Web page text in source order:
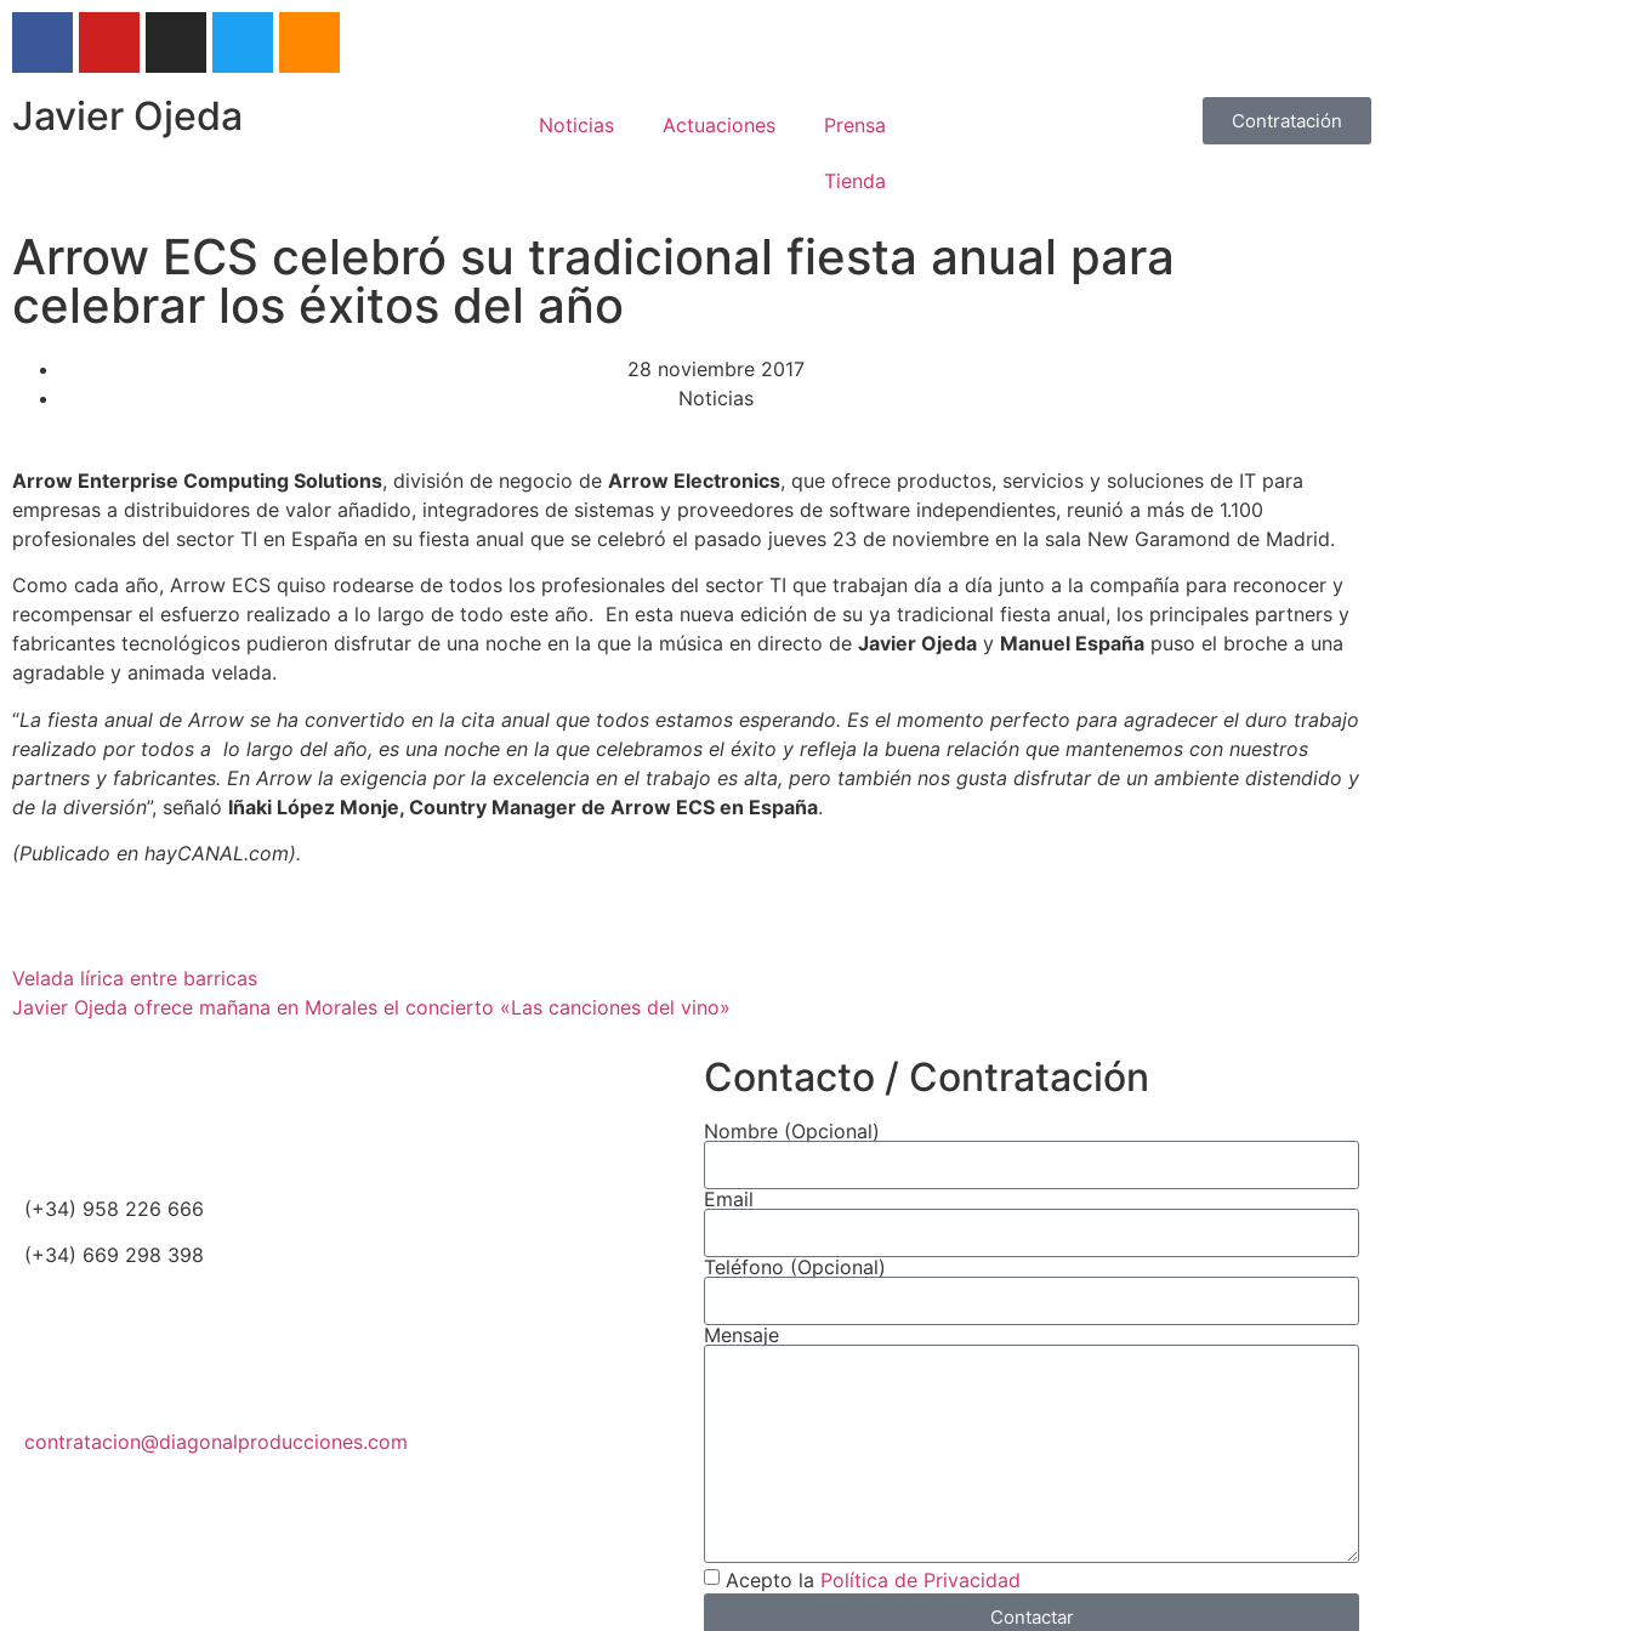
Javier Ojeda Noticias Actuaciones Prensa
Tienda
Contratación
Arrow ECS celebró su tradicional fiesta anual para
celebrar los éxitos del año
28 noviembre 2017
Noticias
Arrow Enterprise Computing Solutions, división de negocio de Arrow Electronics, que ofrece productos, servicios y soluciones de IT para
empresas a distribuidores de valor añadido, integradores de sistemas y proveedores de software independientes, reunió a más de 1.100
profesionales del sector TI en España en su fiesta anual que se celebró el pasado jueves 23 de noviembre en la sala New Garamond de Madrid.
Como cada año, Arrow ECS quiso rodearse de todos los profesionales del sector TI que trabajan día a día junto a la compañía para reconocer y
recompensar el esfuerzo realizado a lo largo de todo este año. En esta nueva edición de su ya tradicional fiesta anual, los principales partners y
fabricantes tecnológicos pudieron disfrutar de una noche en la que la música en directo de Javier Ojeda y Manuel España puso el broche a una
agradable y animada velada.
“La fiesta anual de Arrow se ha convertido en la cita anual que todos estamos esperando. Es el momento perfecto para agradecer el duro trabajo
realizado por todos a lo largo del año, es una noche en la que celebramos el éxito y refleja la buena relación que mantenemos con nuestros
partners y fabricantes. En Arrow la exigencia por la excelencia en el trabajo es alta, pero también nos gusta disfrutar de un ambiente distendido y
de la diversión”, señaló Iñaki López Monje, Country Manager de Arrow ECS en España.
(Publicado en hayCANAL.com).
Velada lírica entre barricas
Javier Ojeda ofrece mañana en Morales el concierto «Las canciones del vino»
(+34) 958 226 666
(+34) 669 298 398
contratacion@diagonalproducciones.com
Contacto / Contratación
Nombre (Opcional)
Email
Teléfono (Opcional)
Mensaje
Acepto la Política de Privacidad
Contactar